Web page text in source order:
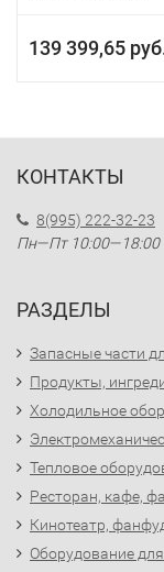
139 399,65
КОНТАКТЫ
8(995) 222-32-23
Пн—Пт 10:00—18:00
РАЗДЕЛЫ
Запасные части
Продукты,
Холодильное
Тепловое
Ресторан, кафе,
Кинотеатр,
Оборудование